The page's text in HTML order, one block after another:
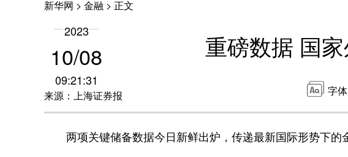
新华网 > 金融 > 正文
2023
10/08
09:21:31
来源：上海证券报
重磅数据 国
字体
两项关键储备数据今日新鲜出炉，传递最新国际形势下的